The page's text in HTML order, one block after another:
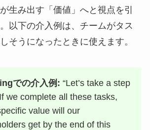
生み出す「価値」へと視点を引
以下の介入例は、チームがタス
そうになったときに使えます。
での介入例: “Let’s take a step
we complete all these tasks,
value will our
get by the end of this